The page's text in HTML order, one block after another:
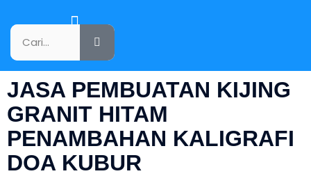
JASA PEMBUATAN KIJING
GRANIT HITAM
PENAMBAHAN KALIGRAFI
DOA KUBUR